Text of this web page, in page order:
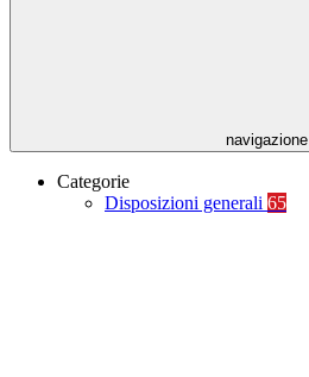
navigazione
Categorie
Disposizioni generali 65